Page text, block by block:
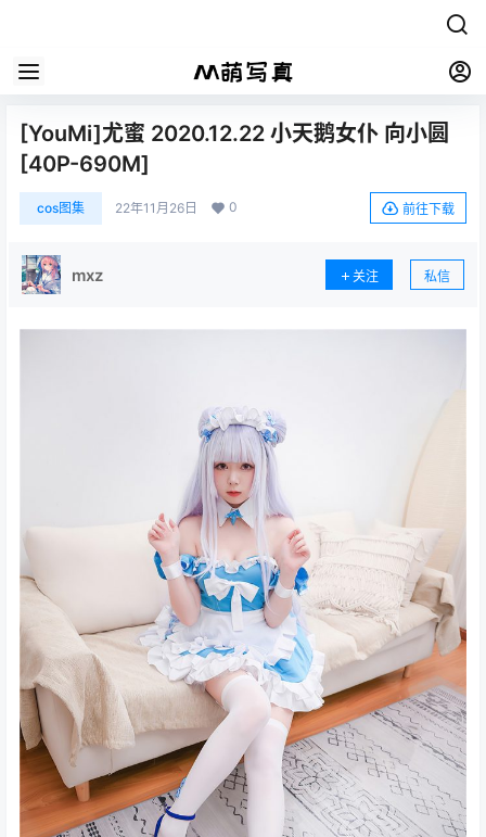
[YouMi]尤蜜 2020.12.22 小天鹅女仆 向小圆
[40P-690M]
cos图集 22年11月26日 0 前往下载
mxz 关注 私信